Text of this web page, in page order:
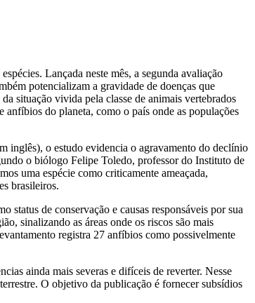
Lançada neste mês, a segunda avaliação
potencializam a gravidade de doenças que
situação vivida pela classe de animais vertebrados
anfíbios do planeta, como o país onde as populações
inglês), o estudo evidencia o agravamento do declínio
o biólogo Felipe Toledo, professor do Instituto de
uma espécie como criticamente ameaçada,
brasileiros.
de conservação e causas responsáveis por sua
sinalizando as áreas onde os riscos são mais
registra 27 anfíbios como possivelmente
ainda mais severas e difíceis de reverter. Nesse
O objetivo da publicação é fornecer subsídios